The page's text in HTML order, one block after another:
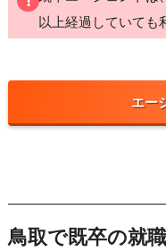
以上経過していても
エー
鳥取で既卒の就